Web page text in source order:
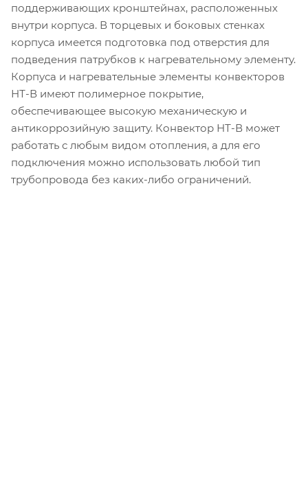
поддерживающих кронштейнах, расположенных
внутри корпуса. В торцевых и боковых стенках
корпуса имеется подготовка под отверстия для
подведения патрубков к нагревательному элементу.
Корпуса и нагревательные элементы конвекторов
НТ-В имеют полимерное покрытие,
обеспечивающее высокую механическую и
антикоррозийную защиту. Конвектор НТ-В может
работать с любым видом отопления, а для его
подключения можно использовать любой тип
трубопровода без каких-либо ограничений.